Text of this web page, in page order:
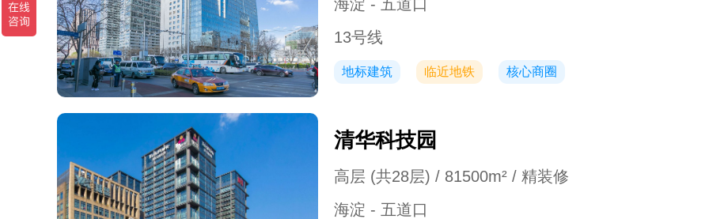
海淀 - 五道口
13号线
地标建筑 临近地铁 核心商圈
清华科技园
高层 (共28层) / 81500m² / 精装修
海淀 - 五道口